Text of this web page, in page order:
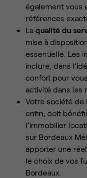
également vous
références
La qualité du
mise à
essentielle. Les
inclure, dans
confort pour
activité dans les
Votre société de
enfin, doit
l’immobilier
sur Bordeaux
apporter une
le choix de vos
Bordeaux.